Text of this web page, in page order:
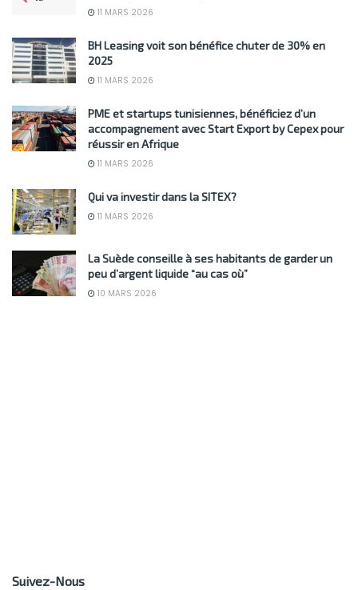
11 MARS 2026
BH Leasing voit son bénéfice chuter de 30% en
2025
11 MARS 2026
PME et startups tunisiennes, bénéficiez d’un
accompagnement avec Start Export by Cepex pour
réussir en Afrique
11 MARS 2026
Qui va investir dans la SITEX?
11 MARS 2026
La Suède conseille à ses habitants de garder un
peu d’argent liquide “au cas où”
10 MARS 2026
Suivez-Nous